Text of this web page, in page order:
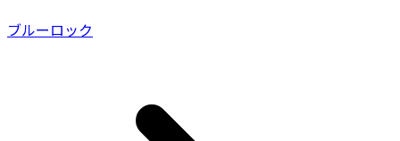
ブルーロック